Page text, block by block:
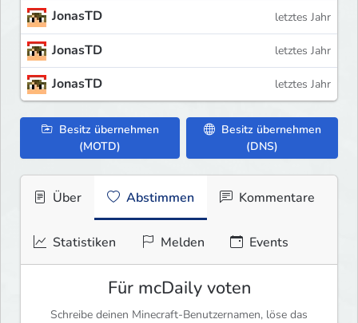
JonasTD letztes Jahr
JonasTD letztes Jahr
JonasTD letztes Jahr
Besitz übernehmen
(MOTD)
Besitz übernehmen
(DNS)
Über Abstimmen Kommentare
Statistiken Melden Events
Für mcDaily voten
Schreibe deinen Minecraft-Benutzernamen, löse das